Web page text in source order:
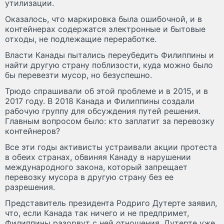
утилизации.
Оказалось, что маркировка была ошибочной, и в
контейнерах содержатся электронные и бытовые
отходы, не подлежащие переработке.
Власти Канады пытались переубедить Филиппины и
найти другую страну поблизости, куда можно было
бы перевезти мусор, но безуспешно.
Трюдо спрашивали об этой проблеме и в 2015, и в
2017 году. В 2018 Канада и Филиппины создали
рабочую группу для обсуждения путей решения.
Главным вопросом было: кто заплатит за перевозку
контейнеров?
Все эти годы активисты устраивали акции протеста
в обеих странах, обвиняя Канаду в нарушении
международного закона, который запрещает
перевозку мусора в другую страну без ее
разрешения.
Представитель президента Родриго Дутерте заявил,
что, если Канада так ничего и не предпримет,